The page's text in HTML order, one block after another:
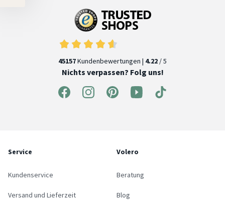
45157Kundenbewertungen | 4.22 / 5
Nichts verpassen? Folg uns!
Service
Kundenservice
Versand und Lieferzeit
Volero
Beratung
Blog